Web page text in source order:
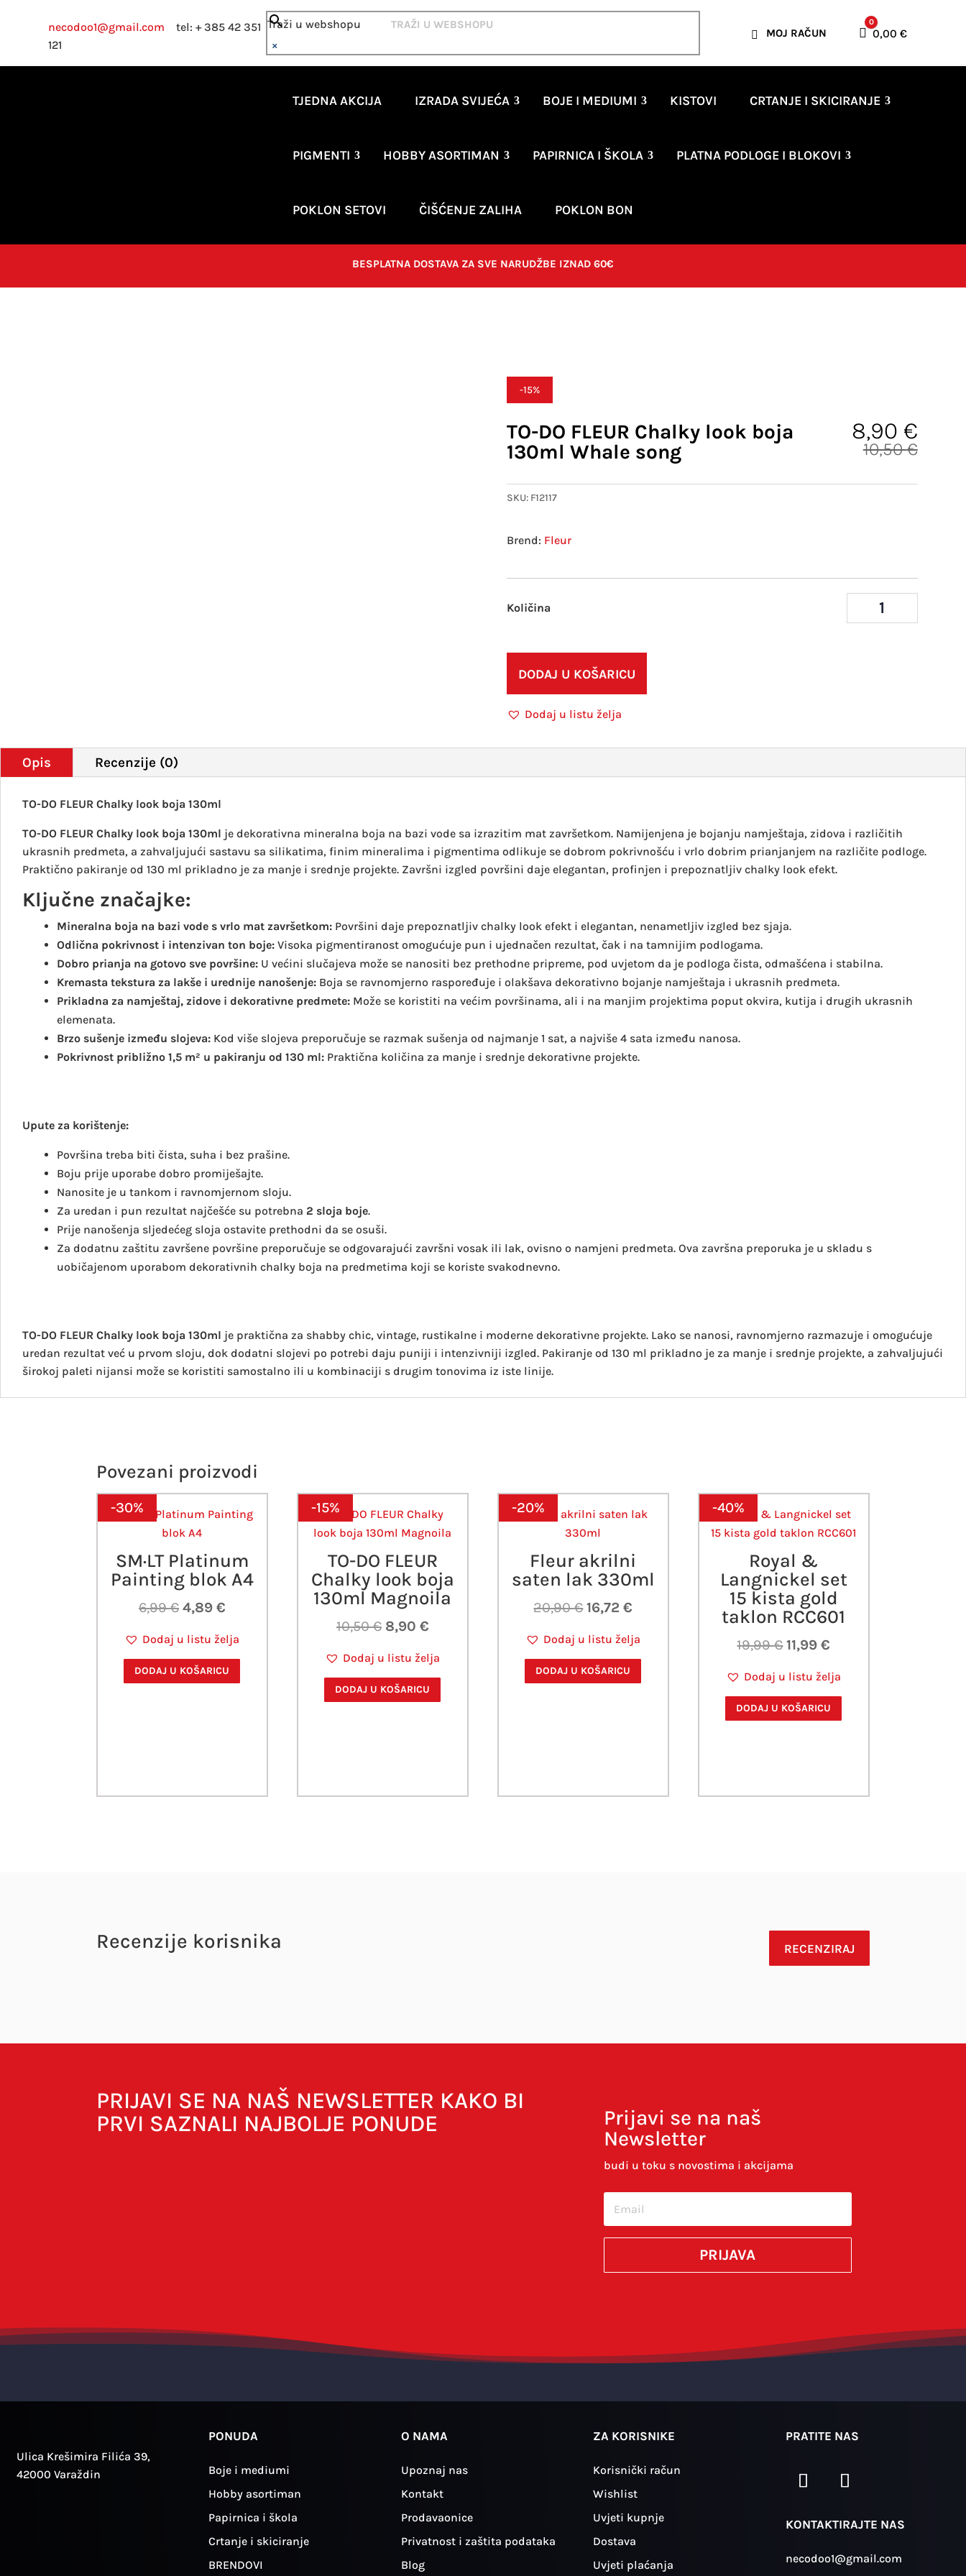
necodoo1@gmail.com tel: + 385 42 351
121
Traži u webshopu
×
 MOJ RAČUN Košarica
0
0,00 €
TJEDNA AKCIJA IZRADA SVIJEĆA BOJE I MEDIUMI KISTOVI CRTANJE I SKICIRANJE
PIGMENTI HOBBY ASORTIMAN PAPIRNICA I ŠKOLA PLATNA PODLOGE I BLOKOVI
POKLON SETOVI ČIŠĆENJE ZALIHA POKLON BON
BESPLATNA DOSTAVA ZA SVE NARUDŽBE IZNAD 60€
-15%
TO-DO FLEUR Chalky look boja
130ml Whale song
10,50€
Izvorna
8,90 €
Trenutna
SKU: F12117
Fleur
DODAJ U KOŠARICU
Dodaj u listu želja
Opis Recenzije (0)
TO-DO FLEUR Chalky look boja 130ml
TO-DO FLEUR Chalky look boja 130ml je dekorativna mineralna boja na bazi vode sa izrazitim mat završetkom. Namijenjena je bojanju namještaja, zidova i različitih
ukrasnih predmeta, a zahvaljujući sastavu sa silikatima, finim mineralima i pigmentima odlikuje se dobrom pokrivnošću i vrlo dobrim prianjanjem na različite podloge.
Praktično pakiranje od 130 ml prikladno je za manje i srednje projekte. Završni izgled površini daje elegantan, profinjen i prepoznatljiv chalky look efekt.
Ključne značajke:
Mineralna boja na bazi vode s vrlo mat završetkom: Površini daje prepoznatljiv chalky look efekt i elegantan, nenametljiv izgled bez sjaja.
Odlična pokrivnost i intenzivan ton boje: Visoka pigmentiranost omogućuje pun i ujednačen rezultat, čak i na tamnijim podlogama.
Dobro prianja na gotovo sve površine: U većini slučajeva može se nanositi bez prethodne pripreme, pod uvjetom da je podloga čista, odmašćena i stabilna.
Kremasta tekstura za lakše i urednije nanošenje: Boja se ravnomjerno raspoređuje i olakšava dekorativno bojanje namještaja i ukrasnih predmeta.
Prikladna za namještaj, zidove i dekorativne predmete: Može se koristiti na većim površinama, ali i na manjim projektima poput okvira, kutija i drugih ukrasnih
elemenata.
Brzo sušenje između slojeva: Kod više slojeva preporučuje se razmak sušenja od najmanje 1 sat, a najviše 4 sata između nanosa.
Pokrivnost približno 1,5 m² u pakiranju od 130 ml: Praktična količina za manje i srednje dekorativne projekte.
Upute za korištenje:
Površina treba biti čista, suha i bez prašine.
Boju prije uporabe dobro promiješajte.
Nanosite je u tankom i ravnomjernom sloju.
Za uredan i pun rezultat najčešće su potrebna 2 sloja boje.
Prije nanošenja sljedećeg sloja ostavite prethodni da se osuši.
Za dodatnu zaštitu završene površine preporučuje se odgovarajući završni vosak ili lak, ovisno o namjeni predmeta. Ova završna preporuka je u skladu s
uobičajenom uporabom dekorativnih chalky boja na predmetima koji se koriste svakodnevno.
TO-DO FLEUR Chalky look boja 130ml je praktična za shabby chic, vintage, rustikalne i moderne dekorativne projekte. Lako se nanosi, ravnomjerno razmazuje i omogućuje
uredan rezultat već u prvom sloju, dok dodatni slojevi po potrebi daju puniji i intenzivniji izgled. Pakiranje od 130 ml prikladno je za manje i srednje projekte, a zahvaljujući
širokoj paleti nijansi može se koristiti samostalno ili u kombinaciji s drugim tonovima iz iste linije.
Povezani proizvodi
-30%
SM·LT Platinum
Painting blok A4
6,99€ Izvorna
bila
je:
6,99 €.
4,89 €Trenutna
je:
4,89 €.
Dodaj u listu želja
DODAJ U KOŠARICU
-15%
TO-DO FLEUR
Chalky look boja
130ml Magnoila
10,50€ Izvorna
bila
je:
10,50 €.
8,90 €Trenutna
je:
8,90 €.
Dodaj u listu želja
DODAJ U KOŠARICU
-20%
Fleur akrilni
saten lak 330ml
20,90€Izvorna
bila
je:
20,90 €.
16,72€
je:
16,72 €.
Dodaj u listu želja
DODAJ U KOŠARICU
-40%
Royal &
Langnickel set
15 kista gold
taklon RCC601
19,99€Izvorna
bila
je:
19,99 €.
11,99€
je:
11,99 €.
Dodaj u listu želja
DODAJ U KOŠARICU
Recenzije korisnika RECENZIRAJ
Spremi moje ime, e-poštu i web-stranicu u ovom internet pregledniku za sljedeći put kada budem komentirao.
PRIJAVI SE NA NAŠ NEWSLETTER KAKO BI
PRVI SAZNALI NAJBOLJE PONUDE
Prijavi se na naš
Newsletter
budi u toku s novostima i akcijama
PRIJAVA
Ulica Krešimira Filića 39,
42000 Varaždin
PONUDA
Boje i mediumi
Hobby asortiman
Papirnica i škola
Crtanje i skiciranje
BRENDOVI
O NAMA
Upoznaj nas
Kontakt
Prodavaonice
Privatnost i zaštita podataka
Blog
ZA KORISNIKE
Korisnički račun
Wishlist
Uvjeti kupnje
Dostava
Uvjeti plaćanja
PRATITE NAS
KONTAKTIRAJTE NAS
necodoo1@gmail.com